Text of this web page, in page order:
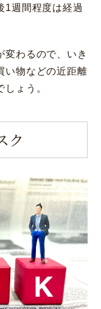
1週間程度は経過
変わるので、いき
い物などの近距離
ょう。
ク